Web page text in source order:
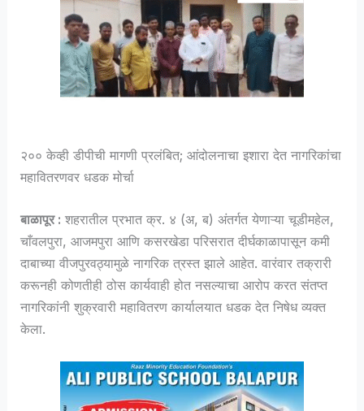
२०० केव्ही डीपीची मागणी प्रलंबित; आंदोलनाचा इशारा देत नागरिकांचा
महावितरणवर धडक मोर्चा
बाळापूर : शहरातील प्रभात क्र. ४ (अ, ब) अंतर्गत येणाऱ्या चूडीमहेल,
चाँवलपुरा, आजमपुरा आणि कसरखेडा परिसरात दीर्घकाळापासून कमी
दाबाच्या वीजपुरवठ्यामुळे नागरिक त्रस्त झाले आहेत. वारंवार तक्रारी
करूनही कोणतीही ठोस कार्यवाही होत नसल्याचा आरोप करत संतप्त
नागरिकांनी शुक्रवारी महावितरण कार्यालयात धडक देत निषेध व्यक्त
केला.